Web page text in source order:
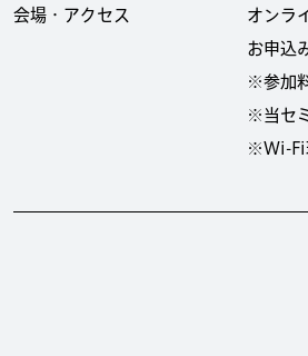
会場・アクセス
オンラ
お申込
※参加
※当セ
※Wi-Fi